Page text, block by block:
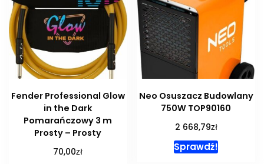
Fender Professional Glow
in the Dark
Pomarańczowy 3 m
Prosty – Prosty
70,00zł
Neo Osuszacz Budowlany
750W TOP90160
2 668,79zł
Sprawdź!